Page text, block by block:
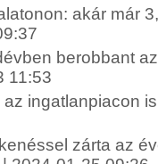
akár már
berobbant
11:53
ingatlanpiacon
zárta az